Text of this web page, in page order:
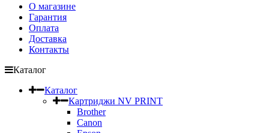
О магазине
Гарантия
Оплата
Доставка
Контакты
Каталог
Каталог
Картриджи NV PRINT
Brother
Canon